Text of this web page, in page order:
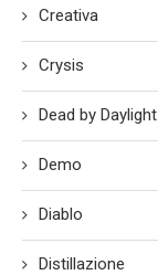
Creativa
Crysis
Dead by Daylight
Demo
Diablo
Distillazione